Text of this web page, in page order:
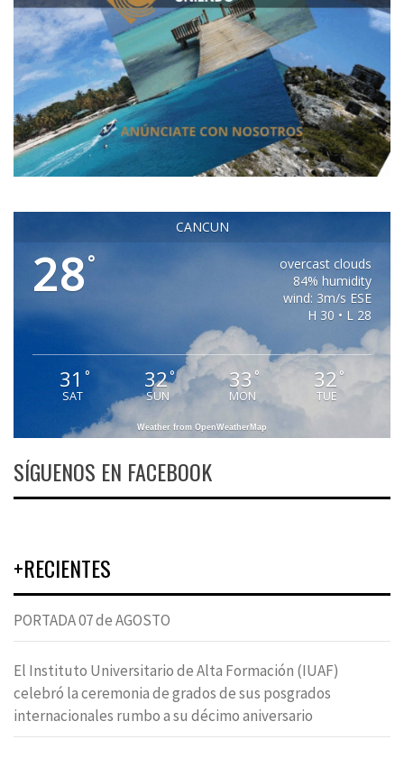
CANCUN
28°
overcast clouds
84% humidity
wind: 3m/s ESE
H 30 • L 28
31 °
SAT
32°
SUN
33 °
MON
32 °
TUE
Weather from OpenWeatherMap
SÍGUENOS EN FACEBOOK
+RECIENTES
PORTADA 07 de AGOSTO
El Instituto Universitario de Alta Formación (IUAF)
celebró la ceremonia de grados de sus posgrados
internacionales rumbo a su décimo aniversario